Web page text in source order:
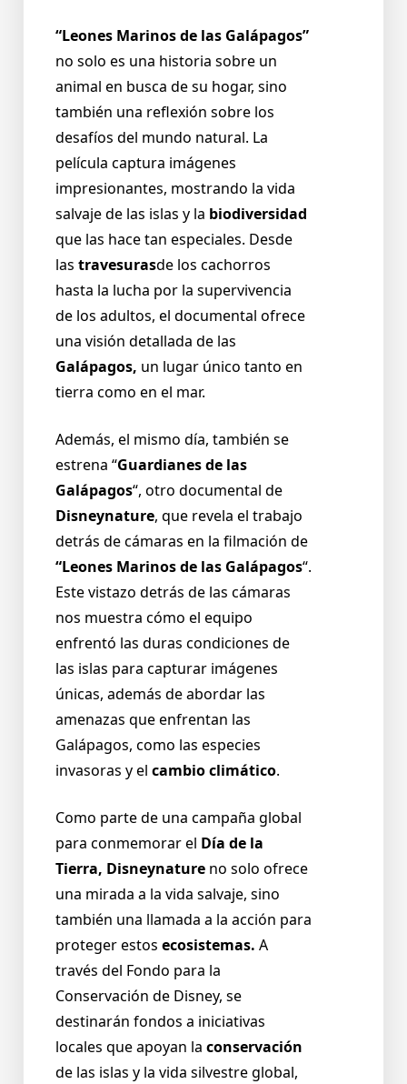
“Leones Marinos de las Galápagos”
no solo es una historia sobre un
animal en busca de su hogar, sino
también una reflexión sobre los
desafíos del mundo natural. La
película captura imágenes
impresionantes, mostrando la vida
salvaje de las islas y la biodiversidad
que las hace tan especiales. Desde
las travesurasde los cachorros
hasta la lucha por la supervivencia
de los adultos, el documental ofrece
una visión detallada de las
Galápagos, un lugar único tanto en
tierra como en el mar.
Además, el mismo día, también se
estrena “Guardianes de las
Galápagos“, otro documental de
Disneynature, que revela el trabajo
detrás de cámaras en la filmación de
“Leones Marinos de las Galápagos“.
Este vistazo detrás de las cámaras
nos muestra cómo el equipo
enfrentó las duras condiciones de
las islas para capturar imágenes
únicas, además de abordar las
amenazas que enfrentan las
Galápagos, como las especies
invasoras y el cambio climático.
Como parte de una campaña global
para conmemorar el Día de la
Tierra, Disneynature no solo ofrece
una mirada a la vida salvaje, sino
también una llamada a la acción para
proteger estos ecosistemas. A
través del Fondo para la
Conservación de Disney, se
destinarán fondos a iniciativas
locales que apoyan la conservación
de las islas y la vida silvestre global,